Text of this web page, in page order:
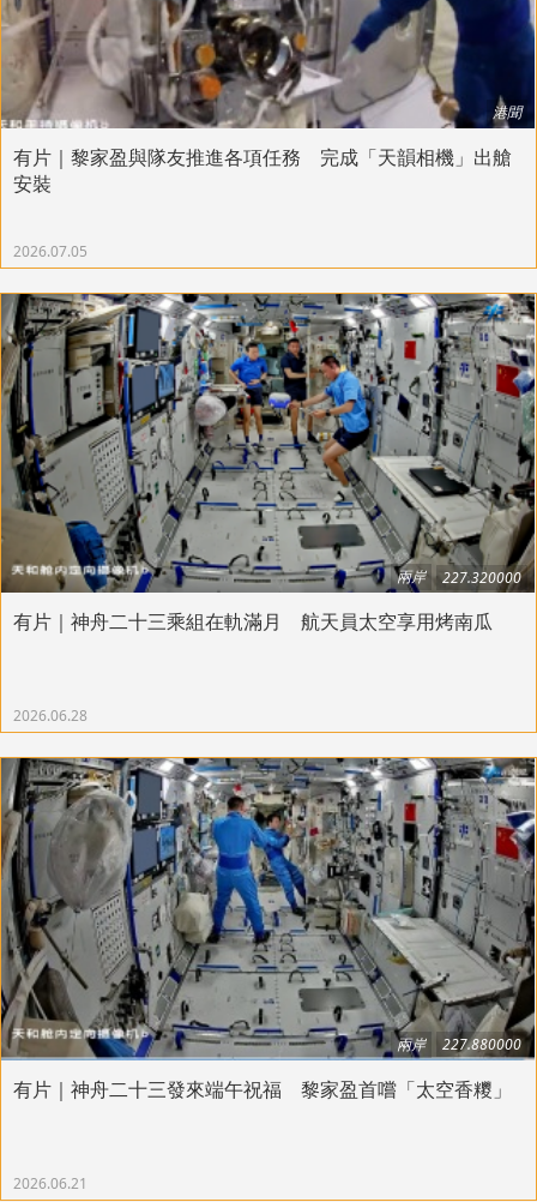
港聞
有片｜黎家盈與隊友推進各項任務 完成「天韻相機」出艙
安裝
2026.07.05
兩岸 227.320000
有片｜神舟二十三乘組在軌滿月 航天員太空享用烤南瓜
2026.06.28
兩岸 227.880000
有片｜神舟二十三發來端午祝福 黎家盈首嚐「太空香糭」
2026.06.21